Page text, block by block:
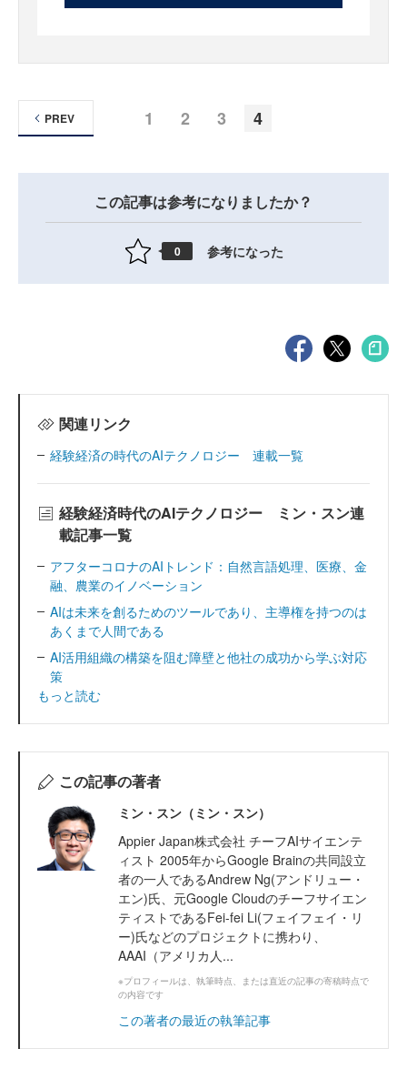
1 2 3 4
PREV
この記事は参考になりましたか？
0 参考になった
関連リンク
経験経済の時代のAIテクノロジー 連載一覧
経験経済時代のAIテクノロジー ミン・スン連
載記事一覧
アフターコロナのAIトレンド：自然言語処理、医療、金
融、農業のイノベーション
AIは未来を創るためのツールであり、主導権を持つのは
あくまで人間である
AI活用組織の構築を阻む障壁と他社の成功から学ぶ対応
策
もっと読む
この記事の著者
ミン・スン（ミン・スン）
Appier Japan株式会社 チーフAIサイエンテ
ィスト 2005年からGoogle Brainの共同設立
者の一人であるAndrew Ng(アンドリュー・
エン)氏、元Google Cloudのチーフサイエン
ティストであるFei-fei Li(フェイフェイ・リ
ー)氏などのプロジェクトに携わり、
AAAI（アメリカ人...
※プロフィールは、執筆時点、または直近の記事の寄稿時点で
の内容です
この著者の最近の執筆記事